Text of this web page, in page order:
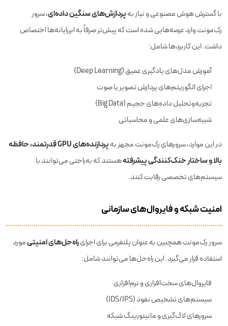
با گسترش هوش مصنوعی و نیاز بهپردازش‌های سنگین داده‌ای، سرور
رک‌مونت وارد عرصه‌هایی شده است که پیش‌تر صرفاً به ابررایانه‌ها اختصاص
داشت. این کاربردها شامل:
آموزش مدل‌های یادگیری عمیق (Deep Learning)
اجرای الگوریتم‌های پردازش تصویر یا صوت
تجزیه‌وتحلیل داده‌های حجیم (Big Data)
شبیه‌سازی‌های علمی و محاسباتی
در این موارد، سرورهای رک‌مونت مجهز به
پردازنده‌های GPU قدرتمند، حافظه
بالا و ساختار خنک‌کنندگی پیشرفتههستند که به‌راحتی می‌توانند با
سیستم‌های تخصصی رقابت کنند.
امنیت شبکه و فایروال‌های سازمانی
سرور رک‌مونت همچنین به عنوان پلتفرمی برای اجرایراه‌حل‌های امنیتیمورد
استفاده قرار می‌گیرد. این راه‌حل‌ها می‌توانند شامل:
فایروال‌های سخت‌افزاری و نرم‌افزاری
سیستم‌های تشخیص نفوذ (IDS/IPS)
سرورهای لاگ‌گیری و مانیتورینگ شبکه